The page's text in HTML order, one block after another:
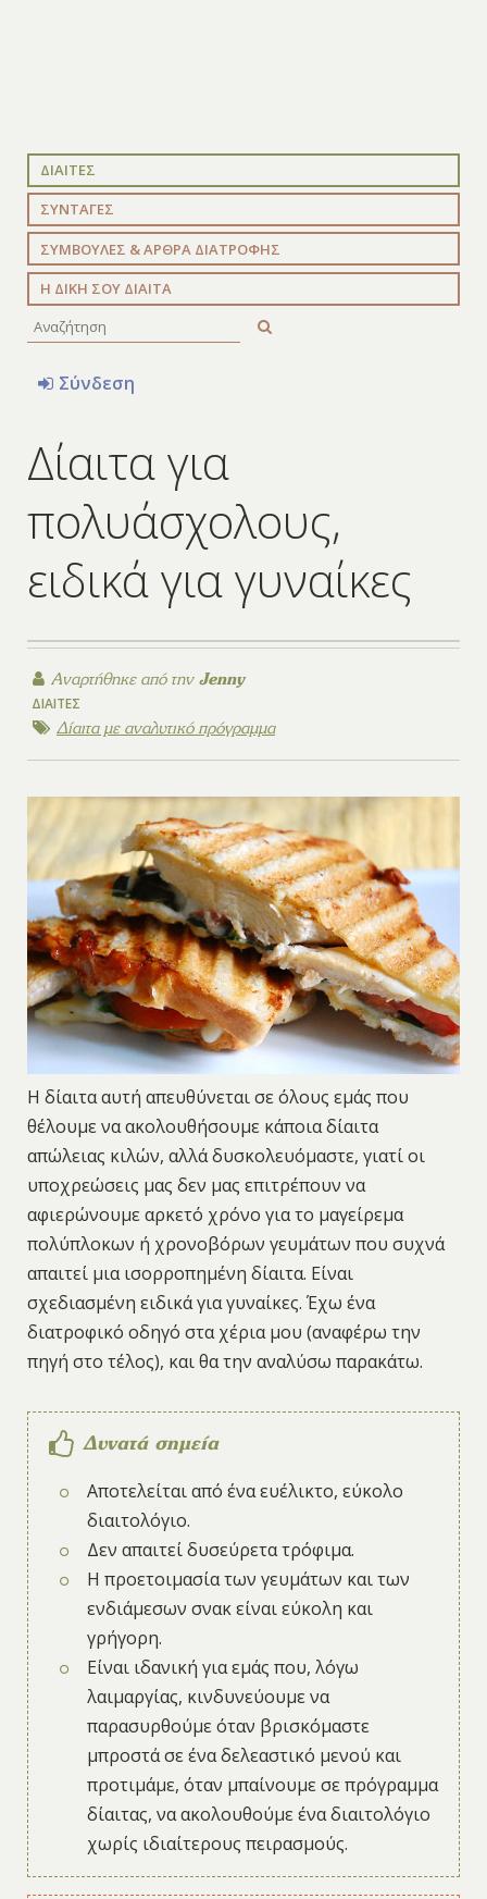
ΔΙΑΙΤΕΣ
ΣΥΝΤΑΓΕΣ
ΣΥΜΒΟΥΛΕΣ & ΑΡΘΡΑ ΔΙΑΤΡΟΦΗΣ
Η ΔΙΚΗ ΣΟΥ ΔΙΑΙΤΑ
Σύνδεση
Δίαιτα για
πολυάσχολους,
ειδικά για γυναίκες
Αναρτήθηκε από τηνJenny
ΔΊΑΙΤΕΣ
Δίαιτα με αναλυτικό πρόγραμμα
Η δίαιτα αυτή απευθύνεται σε όλους εμάς που
θέλουμε να ακολουθήσουμε κάποια δίαιτα
απώλειας κιλών, αλλά δυσκολευόμαστε, γιατί οι
υποχρεώσεις μας δεν μας επιτρέπουν να
αφιερώνουμε αρκετό χρόνο για το μαγείρεμα
πολύπλοκων ή χρονοβόρων γευμάτων που συχνά
απαιτεί μια ισορροπημένη δίαιτα. Είναι
σχεδιασμένη ειδικά για γυναίκες. Έχω ένα
διατροφικό οδηγό στα χέρια μου (αναφέρω την
πηγή στο τέλος), και θα την αναλύσω παρακάτω.
Δυνατά σημεία
Αποτελείται από ένα ευέλικτο, εύκολο
διαιτολόγιο.
Δεν απαιτεί δυσεύρετα τρόφιμα.
Η προετοιμασία των γευμάτων και των
ενδιάμεσων σνακ είναι εύκολη και
γρήγορη.
Είναι ιδανική για εμάς που, λόγω
λαιμαργίας, κινδυνεύουμε να
παρασυρθούμε όταν βρισκόμαστε
μπροστά σε ένα δελεαστικό μενού και
προτιμάμε, όταν μπαίνουμε σε πρόγραμμα
δίαιτας, να ακολουθούμε ένα διαιτολόγιο
χωρίς ιδιαίτερους πειρασμούς.